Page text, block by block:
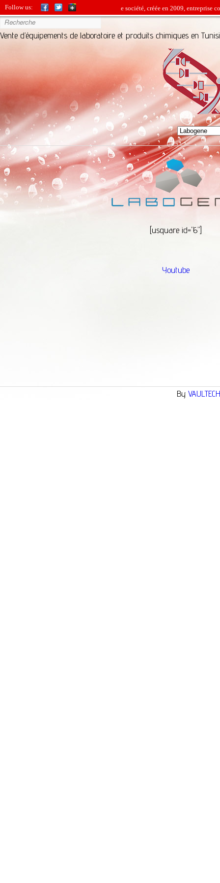
Follow us: BIO-SOURCE est une jeune société, créée en 2009, entreprise
Vente d’équipements de laboratoire et produits chimiques en
[usquare id="6"]
Youtube
By VAULTECH